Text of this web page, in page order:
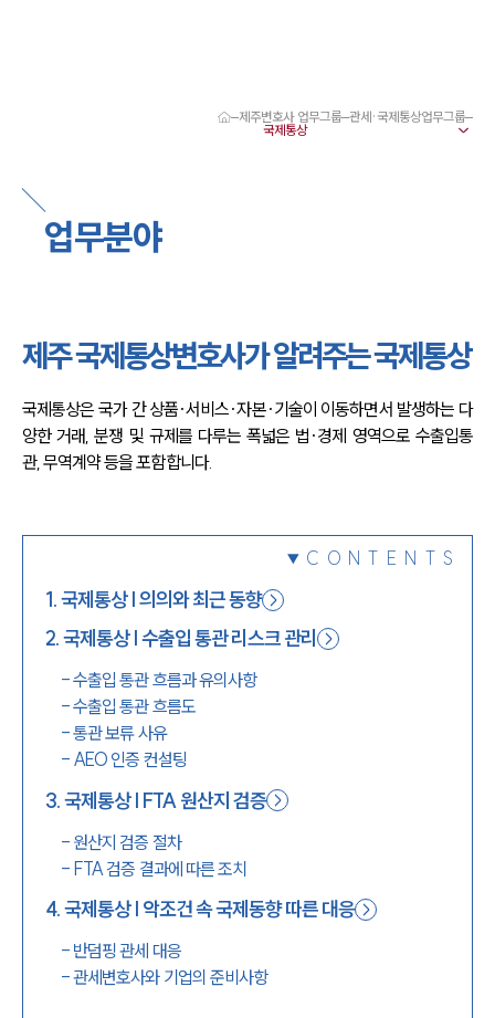
제주형사전문변호사
제주이혼전문변호사
제주학교폭력변호사
제주 분사무소 오시는 길
제주변호사상담 상담접수
채용정보
1800-7905
제주변호사 업무그룹 관세·국제통상업무그룹
업무분야
제주 국제통상변호사가 알려주는 국제통상
국제통상은 국가 간 상품·서비스·자본·기술이 이동하면서 발생하는 다
양한 거래, 분쟁 및 규제를 다루는 폭넓은 법·경제 영역으로 수출입통
관, 무역계약 등을 포함합니다.
CONTENTS
1.국제통상 | 의의와 최근 동향
2.국제통상 | 수출입 통관 리스크 관리
-수출입 통관 흐름과 유의사항
-수출입 통관 흐름도
-통관 보류 사유
- AEO 인증 컨설팅
3.국제통상 | FTA 원산지 검증
- 원산지 검증 절차
- FTA 검증 결과에 따른 조치
4.국제통상 | 악조건 속 국제동향 따른 대응
- 반덤핑 관세 대응
-관세변호사와 기업의 준비사항